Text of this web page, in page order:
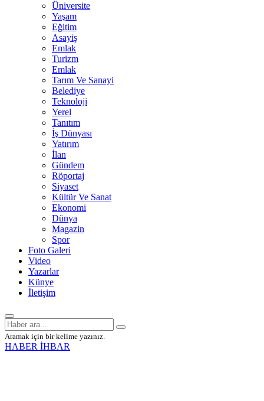
Üniversite
Yaşam
Eğitim
Asayiş
Emlak
Turizm
Emlak
Tarım Ve Sanayi
Belediye
Teknoloji
Yerel
Tanıtım
İş Dünyası
Yatırım
İlan
Gündem
Röportaj
Siyaset
Kültür Ve Sanat
Ekonomi
Dünya
Magazin
Spor
Foto Galeri
Video
Yazarlar
Künye
İletişim
Aramak için bir kelime yazınız.
HABER İHBAR